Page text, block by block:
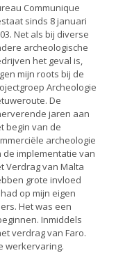
Communique
sinds 8 januari
Net als bij diverse
archeologische
het geval is,
mijn roots bij de
Archeologie
De
jaren aan
begin van de
archeologie
de implementatie van
Verdrag van Malta
grote invloed
op mijn eigen
Het was een
Inmiddels
verdrag van Faro.
werkervaring.